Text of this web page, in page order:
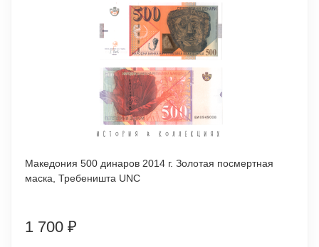
Македония 500 динаров 2014 г. Золотая посмертная
маска, Требеништа UNC
1 700 ₽